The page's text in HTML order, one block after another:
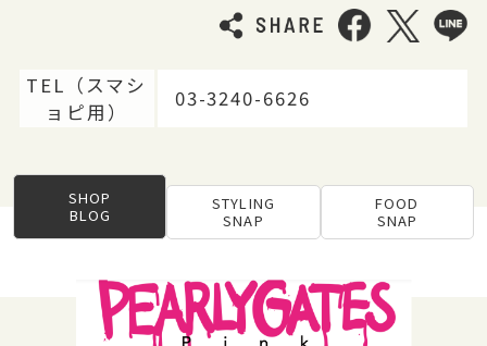
TEL（スマシ
ョピ用）
03-3240-6626
SHOP
BLOG
STYLING
SNAP
FOOD
SNAP